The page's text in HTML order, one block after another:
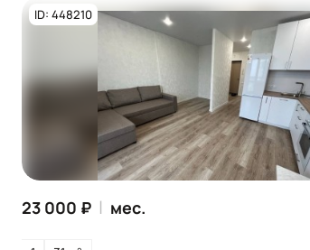
Посмотреть все
фото
ID: 448210
23 000 ₽ | мес.